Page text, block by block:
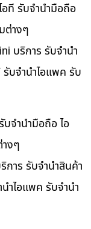
ที รับจำนำมือถือ
ต่างๆ
บริการ รับจำนำ
บจำนำไอแพค รับ
บจำนำมือถือ ไอ
งๆ
าร รับจำนำสินค้า
ำไอแพค รับจำนำ